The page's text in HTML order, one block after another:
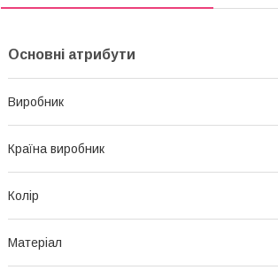
Основні атрибути
Виробник
Країна виробник
Колір
Матеріал